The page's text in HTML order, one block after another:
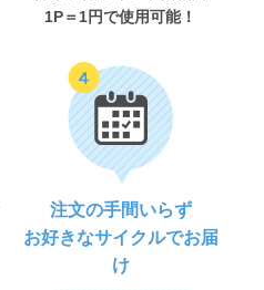
1P＝1円で使用可能！
注文の手間いらず
お好きなサイクルでお届
け